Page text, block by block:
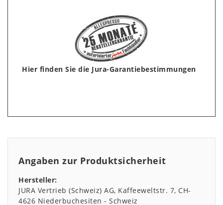
Hier finden Sie die Jura-Garantiebestimmungen
Angaben zur Produktsicherheit
Hersteller:
JURA Vertrieb (Schweiz) AG Kaffeeweltstr. 7 CH-
4626 Niederbuchesiten
Schweiz